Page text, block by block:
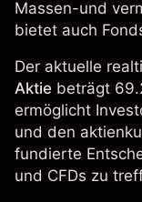
Massen-und
bietet auch
Der aktuelle
Aktie beträgt
ermöglicht
und den
fundierte
und CFDs zu